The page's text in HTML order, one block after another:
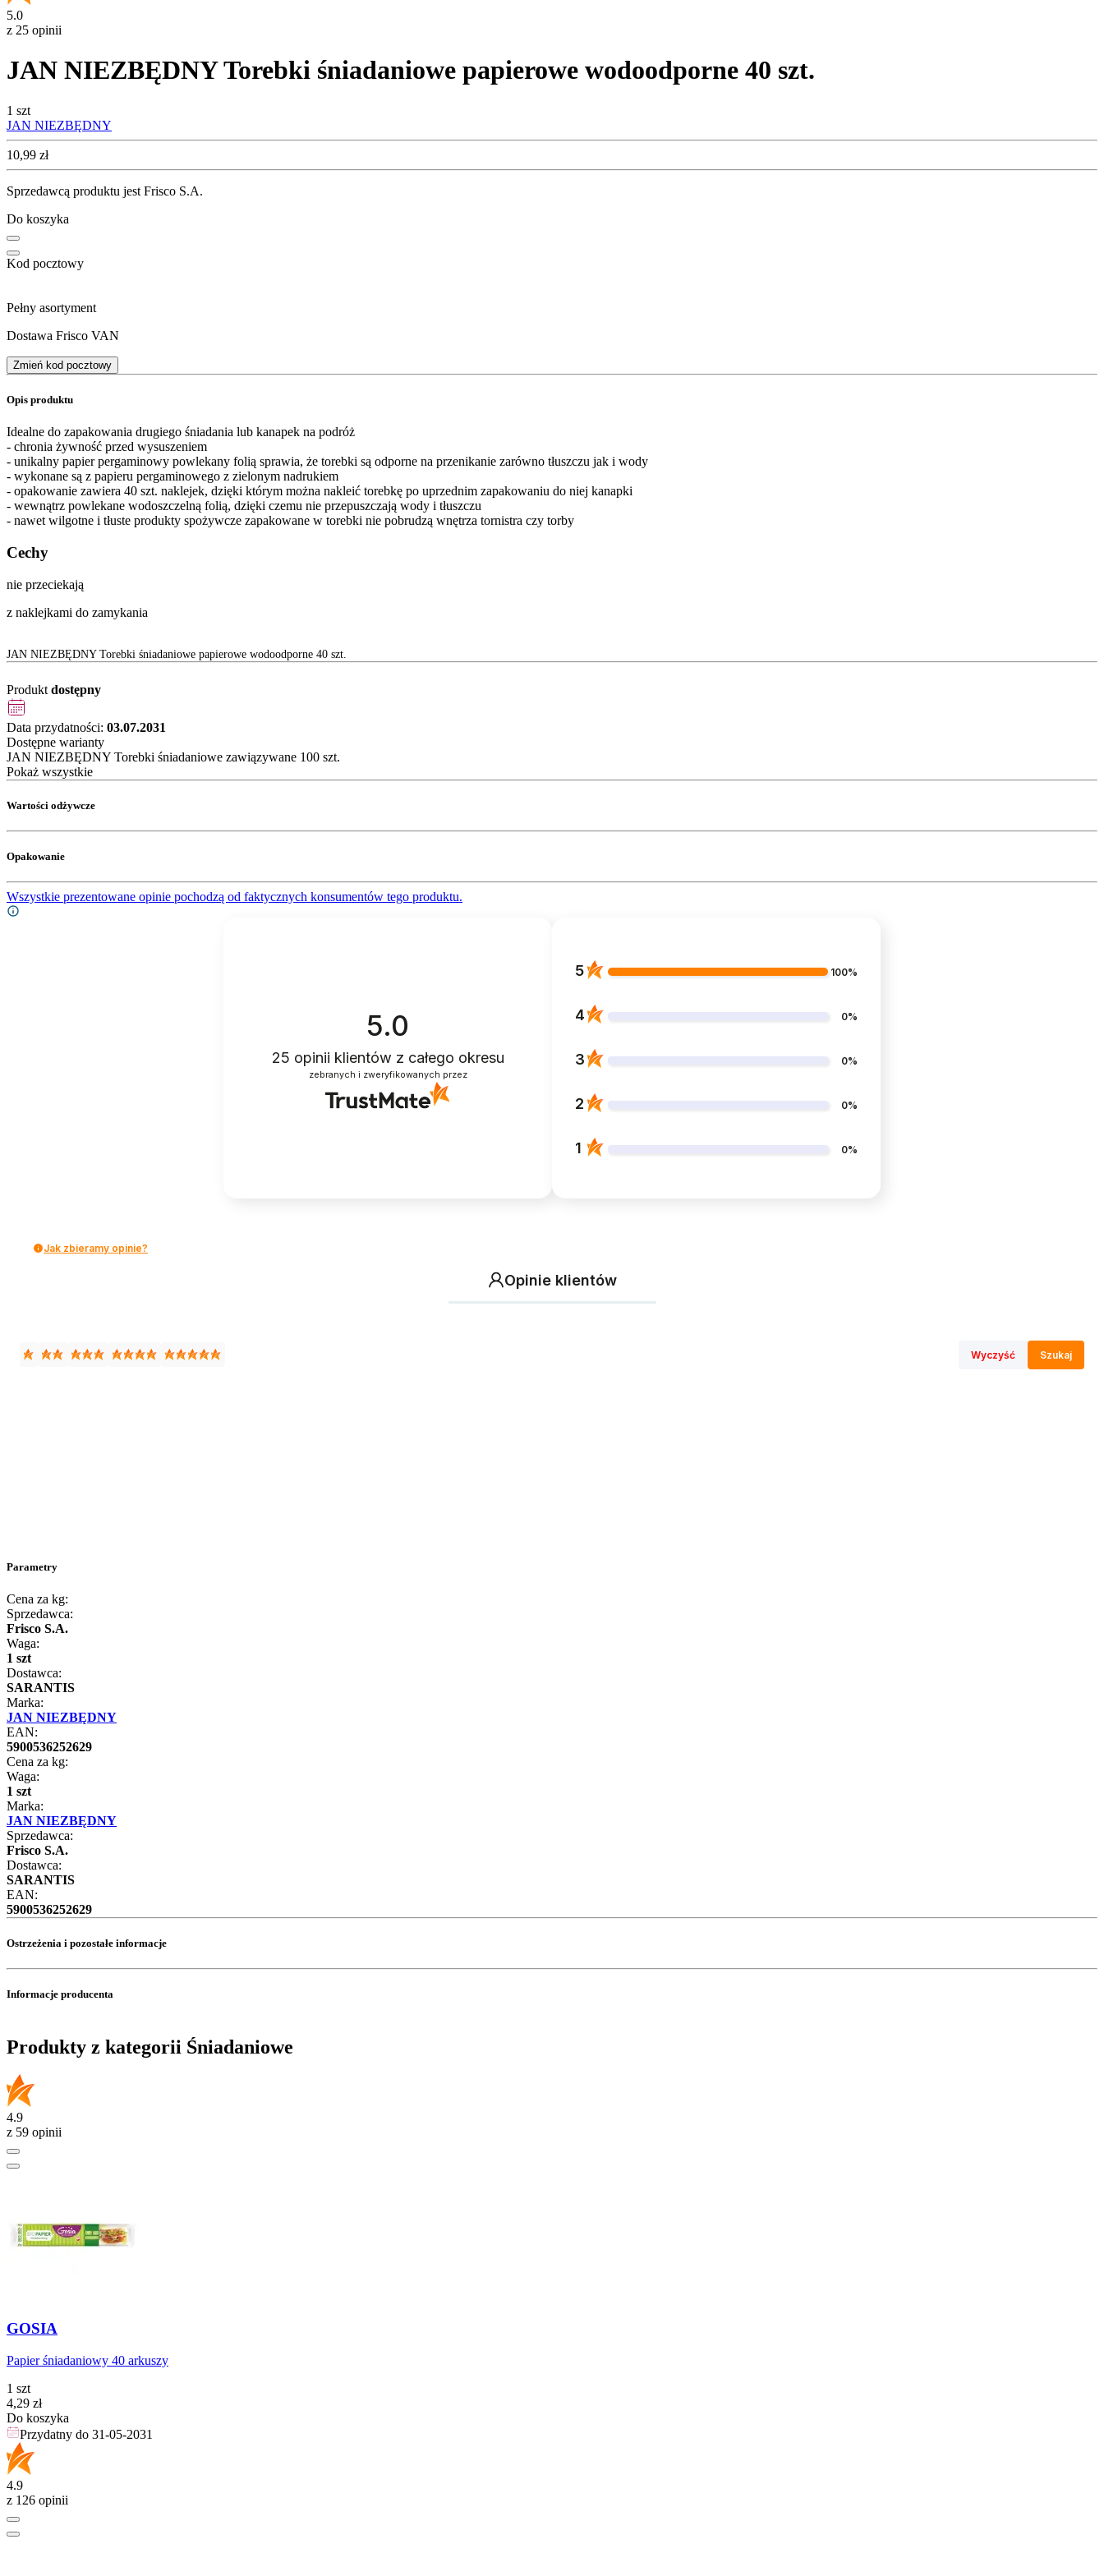
5.0
z 25 opinii
JAN NIEZBĘDNY Torebki śniadaniowe papierowe wodoodporne 40 szt.
1 szt
JAN NIEZBĘDNY
Cena
10,99 zł
Sprzedawcą produktu jest Frisco S.A.
Do koszyka
Kod pocztowy
Pełny asortyment
Dostawa Frisco VAN
Zmień kod pocztowy
Opis produktu
Idealne do zapakowania drugiego śniadania lub kanapek na podróż
- chronia żywność przed wysuszeniem
- unikalny papier pergaminowy powlekany folią sprawia, że torebki są odporne na przenikanie zarówno tłuszczu jak i wody
- wykonane są z papieru pergaminowego z zielonym nadrukiem
- opakowanie zawiera 40 szt. naklejek, dzięki którym można nakleić torebkę po uprzednim zapakowaniu do niej kanapki
- wewnątrz powlekane wodoszczelną folią, dzięki czemu nie przepuszczają wody i tłuszczu
- nawet wilgotne i tłuste produkty spożywcze zapakowane w torebki nie pobrudzą wnętrza tornistra czy torby
Cechy
nie przeciekają
z naklejkami do zamykania
JAN NIEZBĘDNY Torebki śniadaniowe papierowe wodoodporne 40 szt.
Produkt dostępny
Data przydatności: 03.07.2031
Dostępne warianty
JAN NIEZBĘDNY Torebki śniadaniowe zawiązywane 100 szt.
Pokaż wszystkie
Wartości odżywcze
Opakowanie
Wszystkie prezentowane opinie pochodzą od faktycznych konsumentów tego produktu.
5.0
25 opinii klientów z całego okresu
zebranych i zweryfikowanych przez
5 100%
4 0%
3 0%
2 0%
1 0%
Jak zbieramy opinie?
Opinie klientów
Wyczyść Szukaj
Parametry
Cena za kg:
Sprzedawca:
Frisco S.A.
Waga:
1 szt
Dostawca:
SARANTIS
Marka:
JAN NIEZBĘDNY
EAN:
5900536252629
Cena za kg:
Waga:
1 szt
Marka:
JAN NIEZBĘDNY
Sprzedawca:
Frisco S.A.
Dostawca:
SARANTIS
EAN:
5900536252629
Ostrzeżenia i pozostałe informacje
Informacje producenta
Produkty z kategorii Śniadaniowe
4.9
z 59 opinii
GOSIA
Papier śniadaniowy 40 arkuszy
1 szt
Cena
4,29 zł
Do koszyka
Przydatny do 31-05-2031
4.9
z 126 opinii